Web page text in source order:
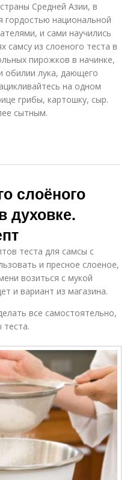
Средней Азии, в
гордостью национальной
и сами научились
самсу из слоеного теста в
пирожков в начинке,
обилии лука, дающего
на одном
грибы, картошку, сыр.
сытным.
слоёного
духовке.
теста для самсы с
и пресное слоеное,
возиться с мукой
и вариант из магазина.
все самостоятельно,